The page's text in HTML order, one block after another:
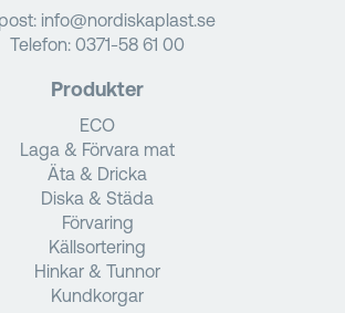
info@nordiskaplast.se
Telefon: 0371-58 61 00
Produkter
ECO
Laga & Förvara mat
Äta & Dricka
Diska & Städa
Förvaring
Källsortering
Hinkar & Tunnor
Kundkorgar